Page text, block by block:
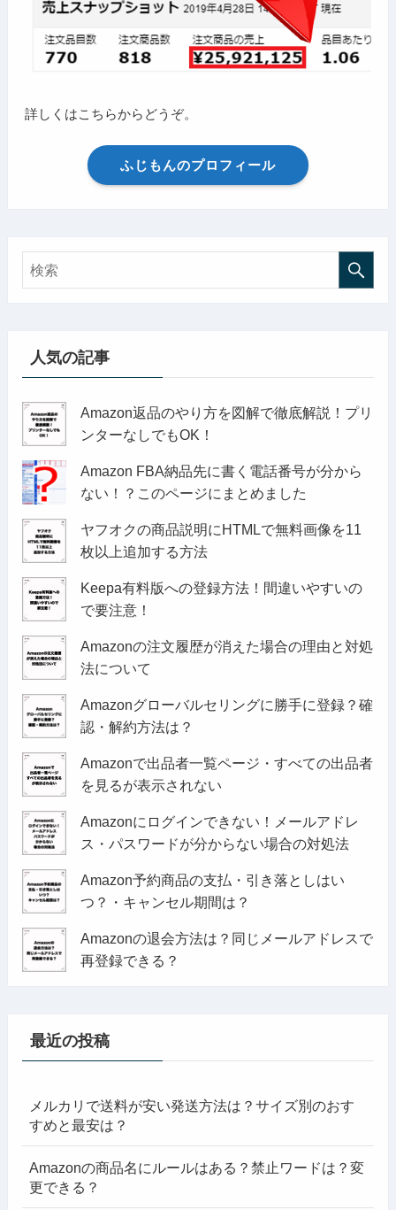
詳しくはこちらからどうぞ。
ふじもんのプロフィール
人気の記事
Amazon返品のやり方を図解で徹底解説！プリ
ンターなしでもOK！
Amazon FBA納品先に書く電話番号が分から
ない！？このページにまとめました
ヤフオクの商品説明にHTMLで無料画像を11
枚以上追加する方法
Keepa有料版への登録方法！間違いやすいの
で要注意！
Amazonの注文履歴が消えた場合の理由と対処
法について
Amazonグローバルセリングに勝手に登録？確
認・解約方法は？
Amazonで出品者一覧ページ・すべての出品者
を見るが表示されない
Amazonにログインできない！メールアドレ
ス・パスワードが分からない場合の対処法
Amazon予約商品の支払・引き落としはい
つ？・キャンセル期間は？
Amazonの退会方法は？同じメールアドレスで
再登録できる？
最近の投稿
メルカリで送料が安い発送方法は？サイズ別のおす
すめと最安は？
Amazonの商品名にルールはある？禁止ワードは？変
更できる？